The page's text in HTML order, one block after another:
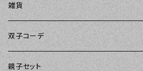
Carolyn's Kitchen（キャロリンズキッチン）
Sugar baby aprons（シュガーベイビー）
DII（ディーアイアイ）
amorico（アモリコ）
The Sunday Girl（ザサンデーガール）
ASD Living（エーエスディーリビング）
Kitsch'n Glam（キッチングラム）
エプロン
Kitsch'n Glam（キッチングラム）
Sierra Rose（シエラローズ）
雑貨
amorico（アモリコ）
雑貨
amorico（アモリコ）
The Sunday Girl（ザサンデーガール）
双子コーデ
The Sunday Girl（サンデーガール）
親子セット